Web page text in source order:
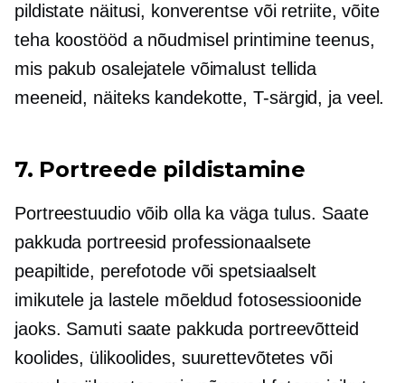
pildistate näitusi, konverentse või retriite, võite
teha koostööd a nõudmisel printimineteenus,
mis pakub osalejatele võimalust tellida
meeneid, näiteks kandekotte,T-särgid, ja veel.
7. Portreede pildistamine
Portreestuudio võib olla ka väga tulus. Saate
pakkuda portreesid professionaalsete
peapiltide, perefotode või spetsiaalselt
imikutele ja lastele mõeldud fotosessioonide
jaoks. Samuti saate pakkuda portreevõtteid
koolides, ülikoolides, suurettevõtetes või